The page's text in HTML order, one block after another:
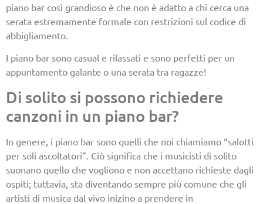
piano bar così grandioso è che non è adatto a chi cerca una
serata estremamente formale con restrizioni sul codice di
abbigliamento.
I piano bar sono casual e rilassati e sono perfetti per un
appuntamento galante o una serata tra ragazze!
Di solito si possono richiedere
canzoni in un piano bar?
In genere, i piano bar sono quelli che noi chiamiamo “salotti
per soli ascoltatori”. Ciò significa che i musicisti di solito
suonano quello che vogliono e non accettano richieste dagli
ospiti; tuttavia, sta diventando sempre più comune che gli
artisti di musica dal vivo inizino a prendere in